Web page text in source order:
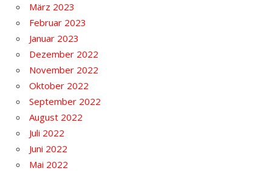
März 2023
Februar 2023
Januar 2023
Dezember 2022
November 2022
Oktober 2022
September 2022
August 2022
Juli 2022
Juni 2022
Mai 2022